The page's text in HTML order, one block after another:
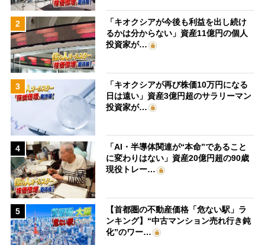
2
「キオクシアが今後も利益を出し続け
るかは分からない」資産11億円の個人
投資家が…
3
「キオクシアが再び株価10万円になる
日は遠い」資産3億円超のサラリーマン
投資家が…
4
「AI・半導体関連が“本命”であること
に変わりはない」資産20億円超の90歳
現役トレー…
5
【首都圏の不動産価格「危ない駅」ラ
ンキング】“中古マンション売れ行き鈍
化”のワー…